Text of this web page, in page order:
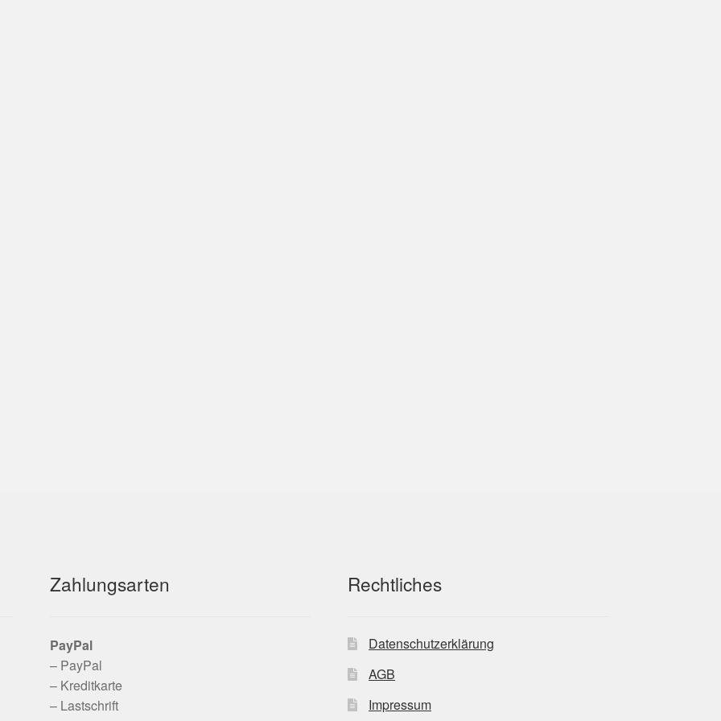
Zahlungsarten
PayPal
– PayPal
– Kreditkarte
– Lastschrift
Rechtliches
Datenschutzerklärung
AGB
Impressum